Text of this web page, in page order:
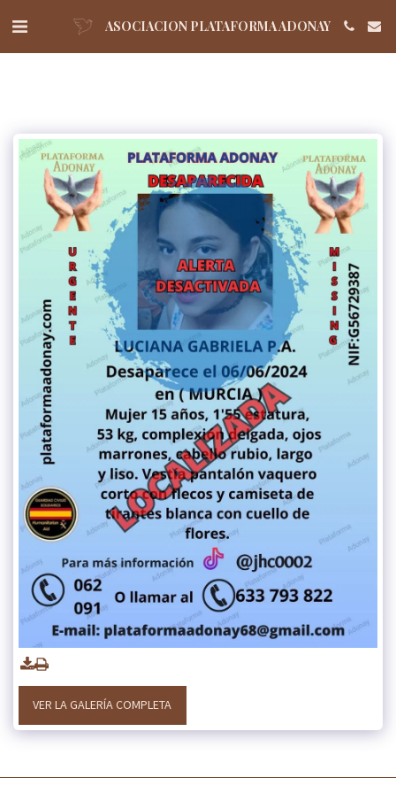
ASOCIACION PLATAFORMA ADONAY
VER LA GALERÍA COMPLETA